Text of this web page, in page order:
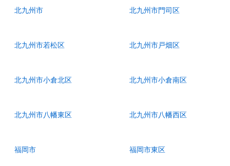
北九州市 北九州市門司区
北九州市若松区 北九州市戸畑区
北九州市小倉北区 北九州市小倉南区
北九州市八幡東区 北九州市八幡西区
福岡市 福岡市東区